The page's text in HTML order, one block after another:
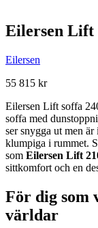
Eilersen Lift
Eilersen
55 815 kr
Eilersen Lift soffa
soffa med
sersnygga ut men är
klumpiga i rummet.
som Eilersen Lift
sittkomfort och en
För dig som
världar